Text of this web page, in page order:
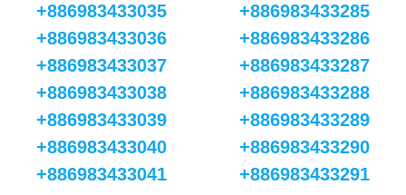
+886983433035
+886983433036
+886983433037
+886983433038
+886983433039
+886983433040
+886983433041
+886983433285
+886983433286
+886983433287
+886983433288
+886983433289
+886983433290
+886983433291